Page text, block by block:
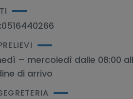
0516440266
– mercoledì dalle 08:00
di arrivo